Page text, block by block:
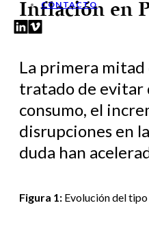
CONTACTO
Inflación en
La primera mitad
tratado de evitar
consumo, el
disrupciones en
duda han
Figura 1: Evolución del tipo